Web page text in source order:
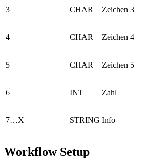
3 CHAR Zeichen 3
4 CHAR Zeichen 4
5 CHAR Zeichen 5
6 INT Zahl
7…X STRING Info
Workflow Setup